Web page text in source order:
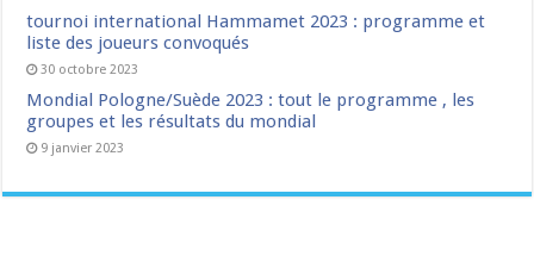
tournoi international Hammamet 2023 : programme et
liste des joueurs convoqués
30 octobre 2023
Mondial Pologne/Suède 2023 : tout le programme , les
groupes et les résultats du mondial
9 janvier 2023